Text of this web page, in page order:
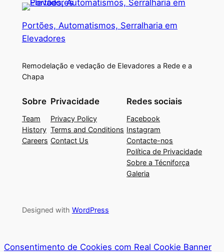
Portões, Automatismos, Serralharia em
Elevadores
Remodelação e vedação de Elevadores a Rede e a
Chapa
Sobre
Team
History
Careers
Privacidade
Privacy Policy
Terms and Conditions
Contact Us
Redes sociais
Facebook
Instagram
Contacte-nos
Política de Privacidade
Sobre a Técniforça
Galeria
Designed with WordPress
Consentimento de Cookies com Real Cookie Banner